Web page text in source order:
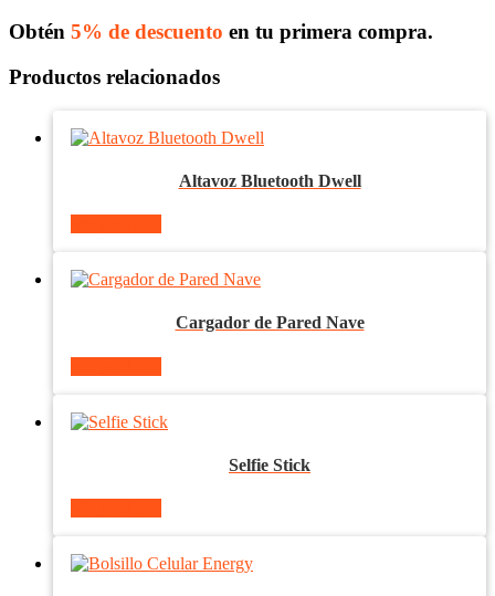
Obtén 5% de descuento en tu primera compra.
Productos relacionados
Altavoz Bluetooth Dwell
Cargador de Pared Nave
Selfie Stick